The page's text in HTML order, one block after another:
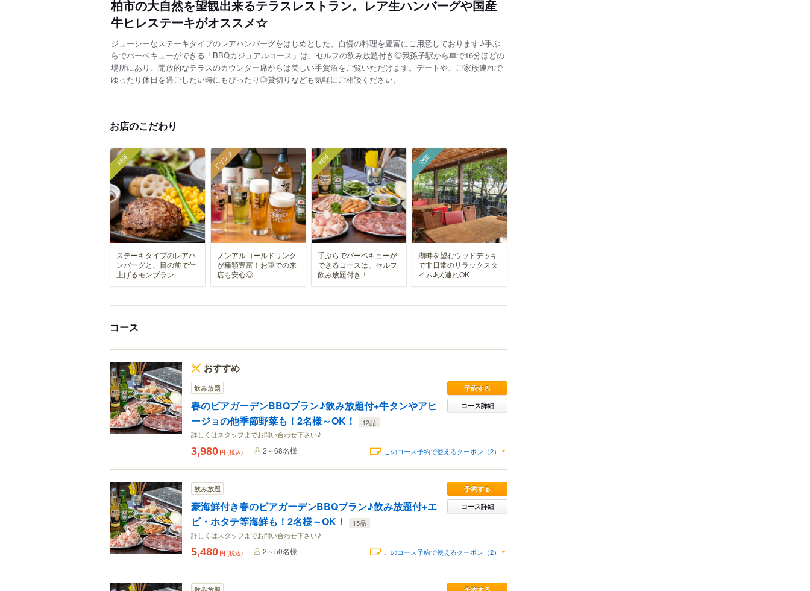
柏市の大自然を望観出来るテラスレストラン。レア生ハンバーグや国産
牛ヒレステーキがオススメ☆
ジューシーなステーキタイプのレアハンバーグをはじめとした、自慢の料理を豊富にご用意しております♪手ぶ
らでバーベキューができる「BBQカジュアルコース」は、セルフの飲み放題付き◎我孫子駅から車で16分ほどの
場所にあり、開放的なテラスのカウンター席からは美しい手賀沼をご覧いただけます。デートや、ご家族連れで
ゆったり休日を過ごしたい時にもぴったり◎貸切りなども気軽にご相談ください。
お店のこだわり
料理
ステーキタイプのレアハ
ンバーグと、目の前で仕
上げるモンブラン
ドリンク
ノンアルコールドリンク
が種類豊富！お車での来
店も安心◎
料理
手ぶらでバーベキューが
できるコースは、セルフ
飲み放題付き！
空間
湖畔を望むウッドデッキ
で非日常のリラックスタ
イム♪犬連れOK
コース
おすすめ
飲み放題
春のビアガーデンBBQプラン♪飲み放題付+牛タンやアヒ
ージョの他季節野菜も！2名様～OK！
12品
詳しくはスタッフまでお問い合わせ下さい♪
予約する
コース詳細
3,980 円 (税込) 2～68名様 このコース予約で使えるクーポン（2）
飲み放題
豪海鮮付き春のビアガーデンBBQプラン♪飲み放題付+エ
ビ・ホタテ等海鮮も！2名様～OK！
15品
詳しくはスタッフまでお問い合わせ下さい♪
予約する
コース詳細
5,480 円 (税込) 2～50名様 このコース予約で使えるクーポン（2）
予約する